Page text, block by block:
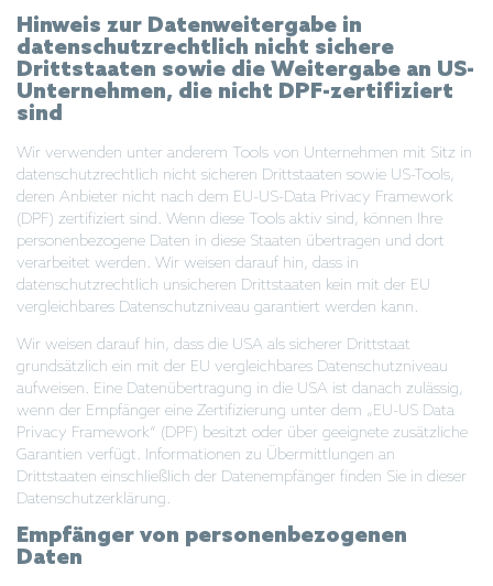
Hinweis zur Datenweitergabe in
datenschutzrechtlich nicht sichere
Drittstaaten sowie die Weitergabe an US-
Unternehmen, die nicht DPF-zertifiziert
sind
Wir verwenden unter anderem Tools von Unternehmen mit Sitz in
datenschutzrechtlich nicht sicheren Drittstaaten sowie US-Tools,
deren Anbieter nicht nach dem EU-US-Data Privacy Framework
(DPF) zertifiziert sind. Wenn diese Tools aktiv sind, können Ihre
personenbezogene Daten in diese Staaten übertragen und dort
verarbeitet werden. Wir weisen darauf hin, dass in
datenschutzrechtlich unsicheren Drittstaaten kein mit der EU
vergleichbares Datenschutzniveau garantiert werden kann.
Wir weisen darauf hin, dass die USA als sicherer Drittstaat
grundsätzlich ein mit der EU vergleichbares Datenschutzniveau
aufweisen. Eine Datenübertragung in die USA ist danach zulässig,
wenn der Empfänger eine Zertifizierung unter dem „EU-US Data
Privacy Framework“ (DPF) besitzt oder über geeignete zusätzliche
Garantien verfügt. Informationen zu Übermittlungen an
Drittstaaten einschließlich der Datenempfänger finden Sie in dieser
Datenschutzerklärung.
Empfänger von personenbezogenen
Daten